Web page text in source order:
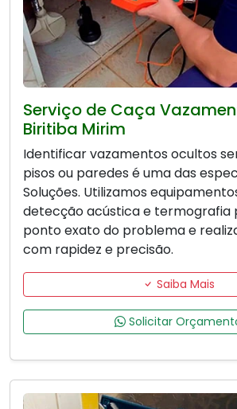
Serviço de Caça
Biritiba Mirim
Identificar vazamentos ocultos
pisos ou paredes é uma das
Soluções. Utilizamos
detecção acústica e termografia
ponto exato do problema e
com rapidez e precisão.
Saiba Mais
Solicitar